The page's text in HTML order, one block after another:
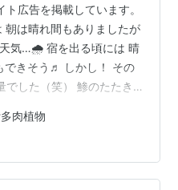
広告を掲載しています。
朝は晴れ間もありましたが
気…🌧️ 宿を出る頃には 晴
きそう♬ しかし！ その
した（笑） 鯵のたたき
シャボテン公園と 伊豆
ので… こんな感じで シャ
高でした😍 特にカピバラ
👍 ランキング参加中雑
多肉植物